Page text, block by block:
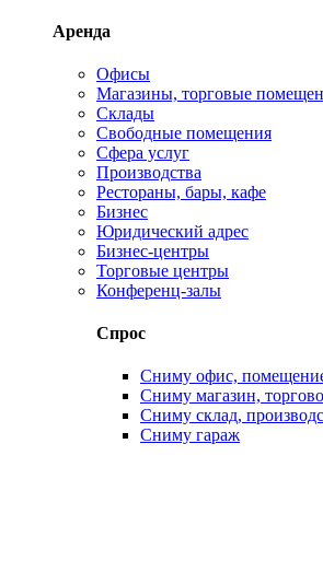
Аренда
Офисы
Магазины, торговые
Склады
Свободные помещения
Сфера услуг
Производства
Рестораны, бары, кафе
Бизнес
Юридический адрес
Бизнес-центры
Торговые центры
Конференц-залы
Спрос
Сниму офис,
Сниму магазин,
Сниму склад,
Сниму гараж